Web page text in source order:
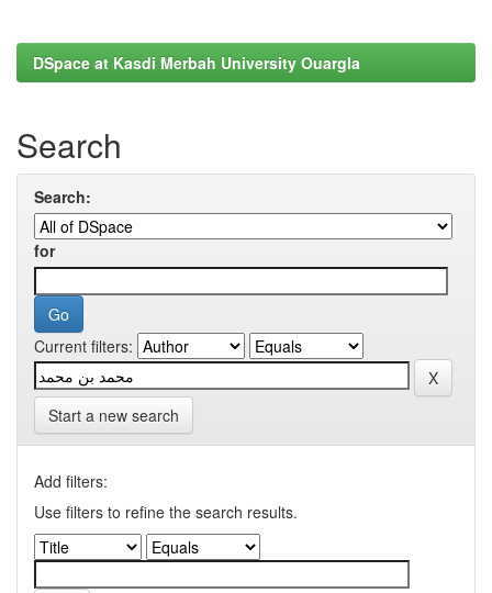
DSpace at Kasdi Merbah University Ouargla
Search
Search:
for
Current filters:
Start a new search
Add filters:
Use filters to refine the search results.